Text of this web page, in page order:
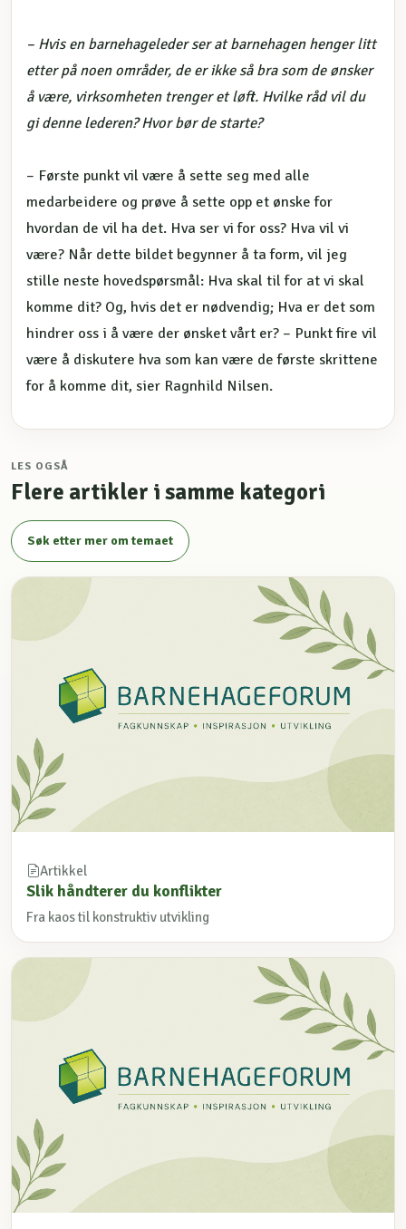
– Hvis en barnehageleder ser at barnehagen henger litt
etter på noen områder, de er ikke så bra som de ønsker
å være, virksomheten trenger et løft. Hvilke råd vil du
gi denne lederen? Hvor bør de starte?
– Første punkt vil være å sette seg med alle
medarbeidere og prøve å sette opp et ønske for
hvordan de vil ha det. Hva ser vi for oss? Hva vil vi
være? Når dette bildet begynner å ta form, vil jeg
stille neste hovedspørsmål: Hva skal til for at vi skal
komme dit? Og, hvis det er nødvendig; Hva er det som
hindrer oss i å være der ønsket vårt er? – Punkt fire vil
være å diskutere hva som kan være de første skrittene
for å komme dit, sier Ragnhild Nilsen.
LES OGSÅ
Flere artikler i samme kategori
Søk etter mer om temaet
Artikkel
Slik håndterer du konflikter
Fra kaos til konstruktiv utvikling